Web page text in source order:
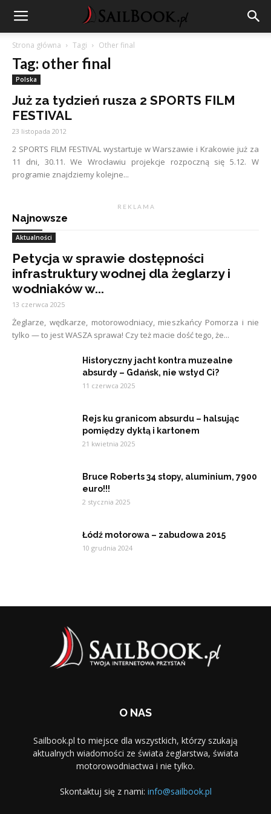
Strona główna Tagi Other final
Tag: other final
Polska
Już za tydzień rusza 2 SPORTS FILM
FESTIVAL
23 listopada 2012
2 SPORTS FILM FESTIVAL wystartuje w Warszawie i Krakowie już za
11 dni, 30.11. We Wrocławiu projekcje rozpoczną się 5.12. W
programie znajdziemy kolejne...
R E K L A M A
Najnowsze
Aktualności
Petycja w sprawie dostępności
infrastruktury wodnej dla żeglarzy i
wodniaków w...
13 czerwca 2025
Żeglarze, wędkarze, motorowodniacy, mieszkańcy Pomorza i nie
tylko — to jest WASZA sprawa! Czy też macie dość tego, że...
Historyczny jacht kontra muzealne
absurdy – Gdańsk, nie wstyd Ci?
11 czerwca 2025
Rejs ku granicom absurdu – halsując
pomiędzy dyktą i kartonem
21 kwietnia 2025
Bruce Roberts 34 stopy, aluminium, 7900
euro!!!
2 stycznia 2025
Łódź motorowa – zabudowa 2015
10 grudnia 2024
O NAS
Sailbook.pl to miejsce dla wszystkich, którzy szukają
aktualnych wiadomości ze świata żeglarstwa, świata
motorowodniactwa i nie tylko.
Skontaktuj się z nami: info@sailbook.pl